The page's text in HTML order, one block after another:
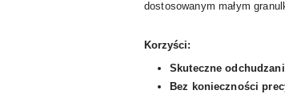
dostosowanym małym
Korzyści:
Skuteczne
Bez konieczności